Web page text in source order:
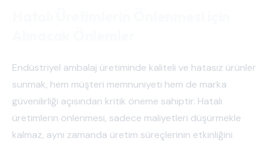
Endüstriyel ambalaj üretiminde kaliteli ve hatasız ürünler
sunmak, hem müşteri memnuniyeti hem de marka
güvenilirliği açısından kritik öneme sahiptir. Hatalı
üretimlerin önlenmesi, sadece maliyetleri düşürmekle
kalmaz, aynı zamanda üretim süreçlerinin etkinliğini